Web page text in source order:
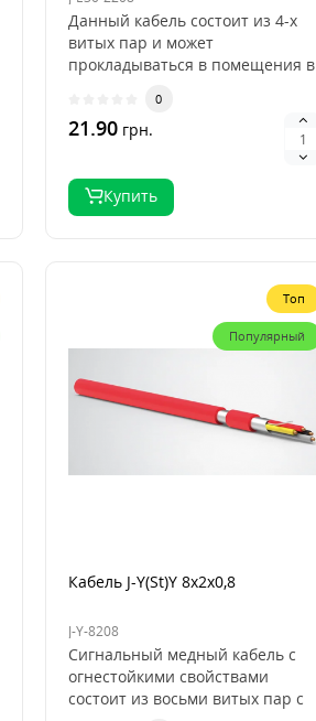
Данный кабель состоит из 4-х
витых пар и может
прокладываться в помещения в
0
21.90грн.
Купить
Топ
Популярный
Кабель J-Y(St)Y 8x2x0,8
J-Y-8208
Сигнальный медный кабель с
огнестойкими свойствами
состоит из восьми витых пар с